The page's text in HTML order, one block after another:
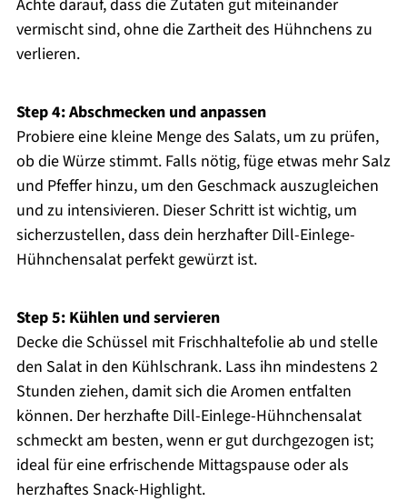
Achte darauf, dass die Zutaten gut miteinander
vermischt sind, ohne die Zartheit des Hühnchens zu
verlieren.
Step 4: Abschmecken und anpassen
Probiere eine kleine Menge des Salats, um zu prüfen,
ob die Würze stimmt. Falls nötig, füge etwas mehr Salz
und Pfeffer hinzu, um den Geschmack auszugleichen
und zu intensivieren. Dieser Schritt ist wichtig, um
sicherzustellen, dass dein herzhafter Dill-Einlege-
Hühnchensalat perfekt gewürzt ist.
Step 5: Kühlen und servieren
Decke die Schüssel mit Frischhaltefolie ab und stelle
den Salat in den Kühlschrank. Lass ihn mindestens 2
Stunden ziehen, damit sich die Aromen entfalten
können. Der herzhafte Dill-Einlege-Hühnchensalat
schmeckt am besten, wenn er gut durchgezogen ist;
ideal für eine erfrischende Mittagspause oder als
herzhaftes Snack-Highlight.